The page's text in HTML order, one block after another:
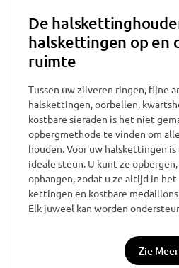
De
halskettingen op en
ruimte
Tussen uw zilveren ringen, fijne
halskettingen, oorbellen,
kostbare sieraden is het niet
opbergmethode te vinden om
houden. Voor uw halskettingen
ideale steun. U kunt ze
ophangen, zodat u ze altijd in
kettingen en kostbare
Elk juweel kan worden
excuus meer om je sieraden te
klein doosje op het nachtkastje
Zie Meer